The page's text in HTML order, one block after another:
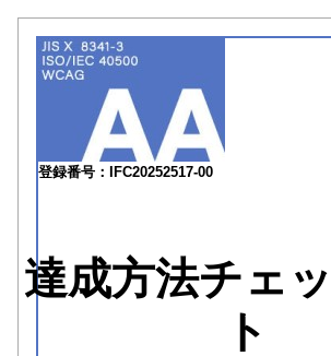
登録番号：IFC20252517-00
達成方法チェ
ト